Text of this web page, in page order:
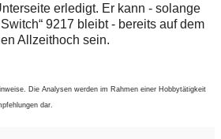
erledigt. Er kann - solange
9217 bleibt - bereits auf dem
Allzeithoch sein.
Die Analysen werden im Rahmen einer Hobbytätigkeit
dar.